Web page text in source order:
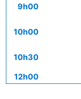
9h00
10h00
10h30
12h00